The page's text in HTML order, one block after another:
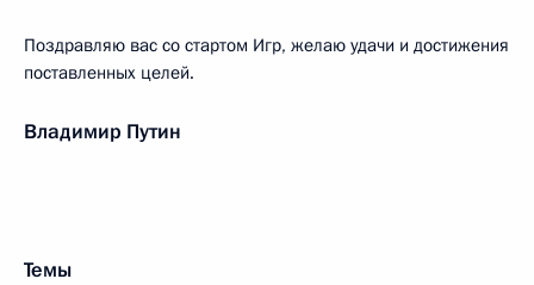
Поздравляю вас со стартом Игр, желаю удачи и достижения
поставленных целей.
Владимир Путин
Темы